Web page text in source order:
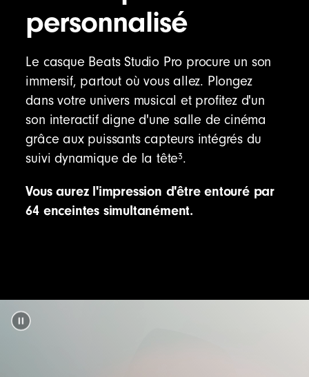
Casque Beats Studio Pro
Étui de transport
Câble USB-C vers USB-C pour la charge et le
Câble audio analogique 3,5 mm
Guide de démarrage rapide
Carte de garantie
(Adaptateur secteur USB‑C vendu séparément)
personnalisé
Le casque Beats Studio Pro procure un son
immersif, partout où vous allez. Plongez
dans votre univers musical et profitez d'un
son interactif digne d'une salle de cinéma
grâce aux puissants capteurs intégrés du
suivi dynamique de la tête3.
Vous aurez l'impression d'être entouré par
64 enceintes simultanément.